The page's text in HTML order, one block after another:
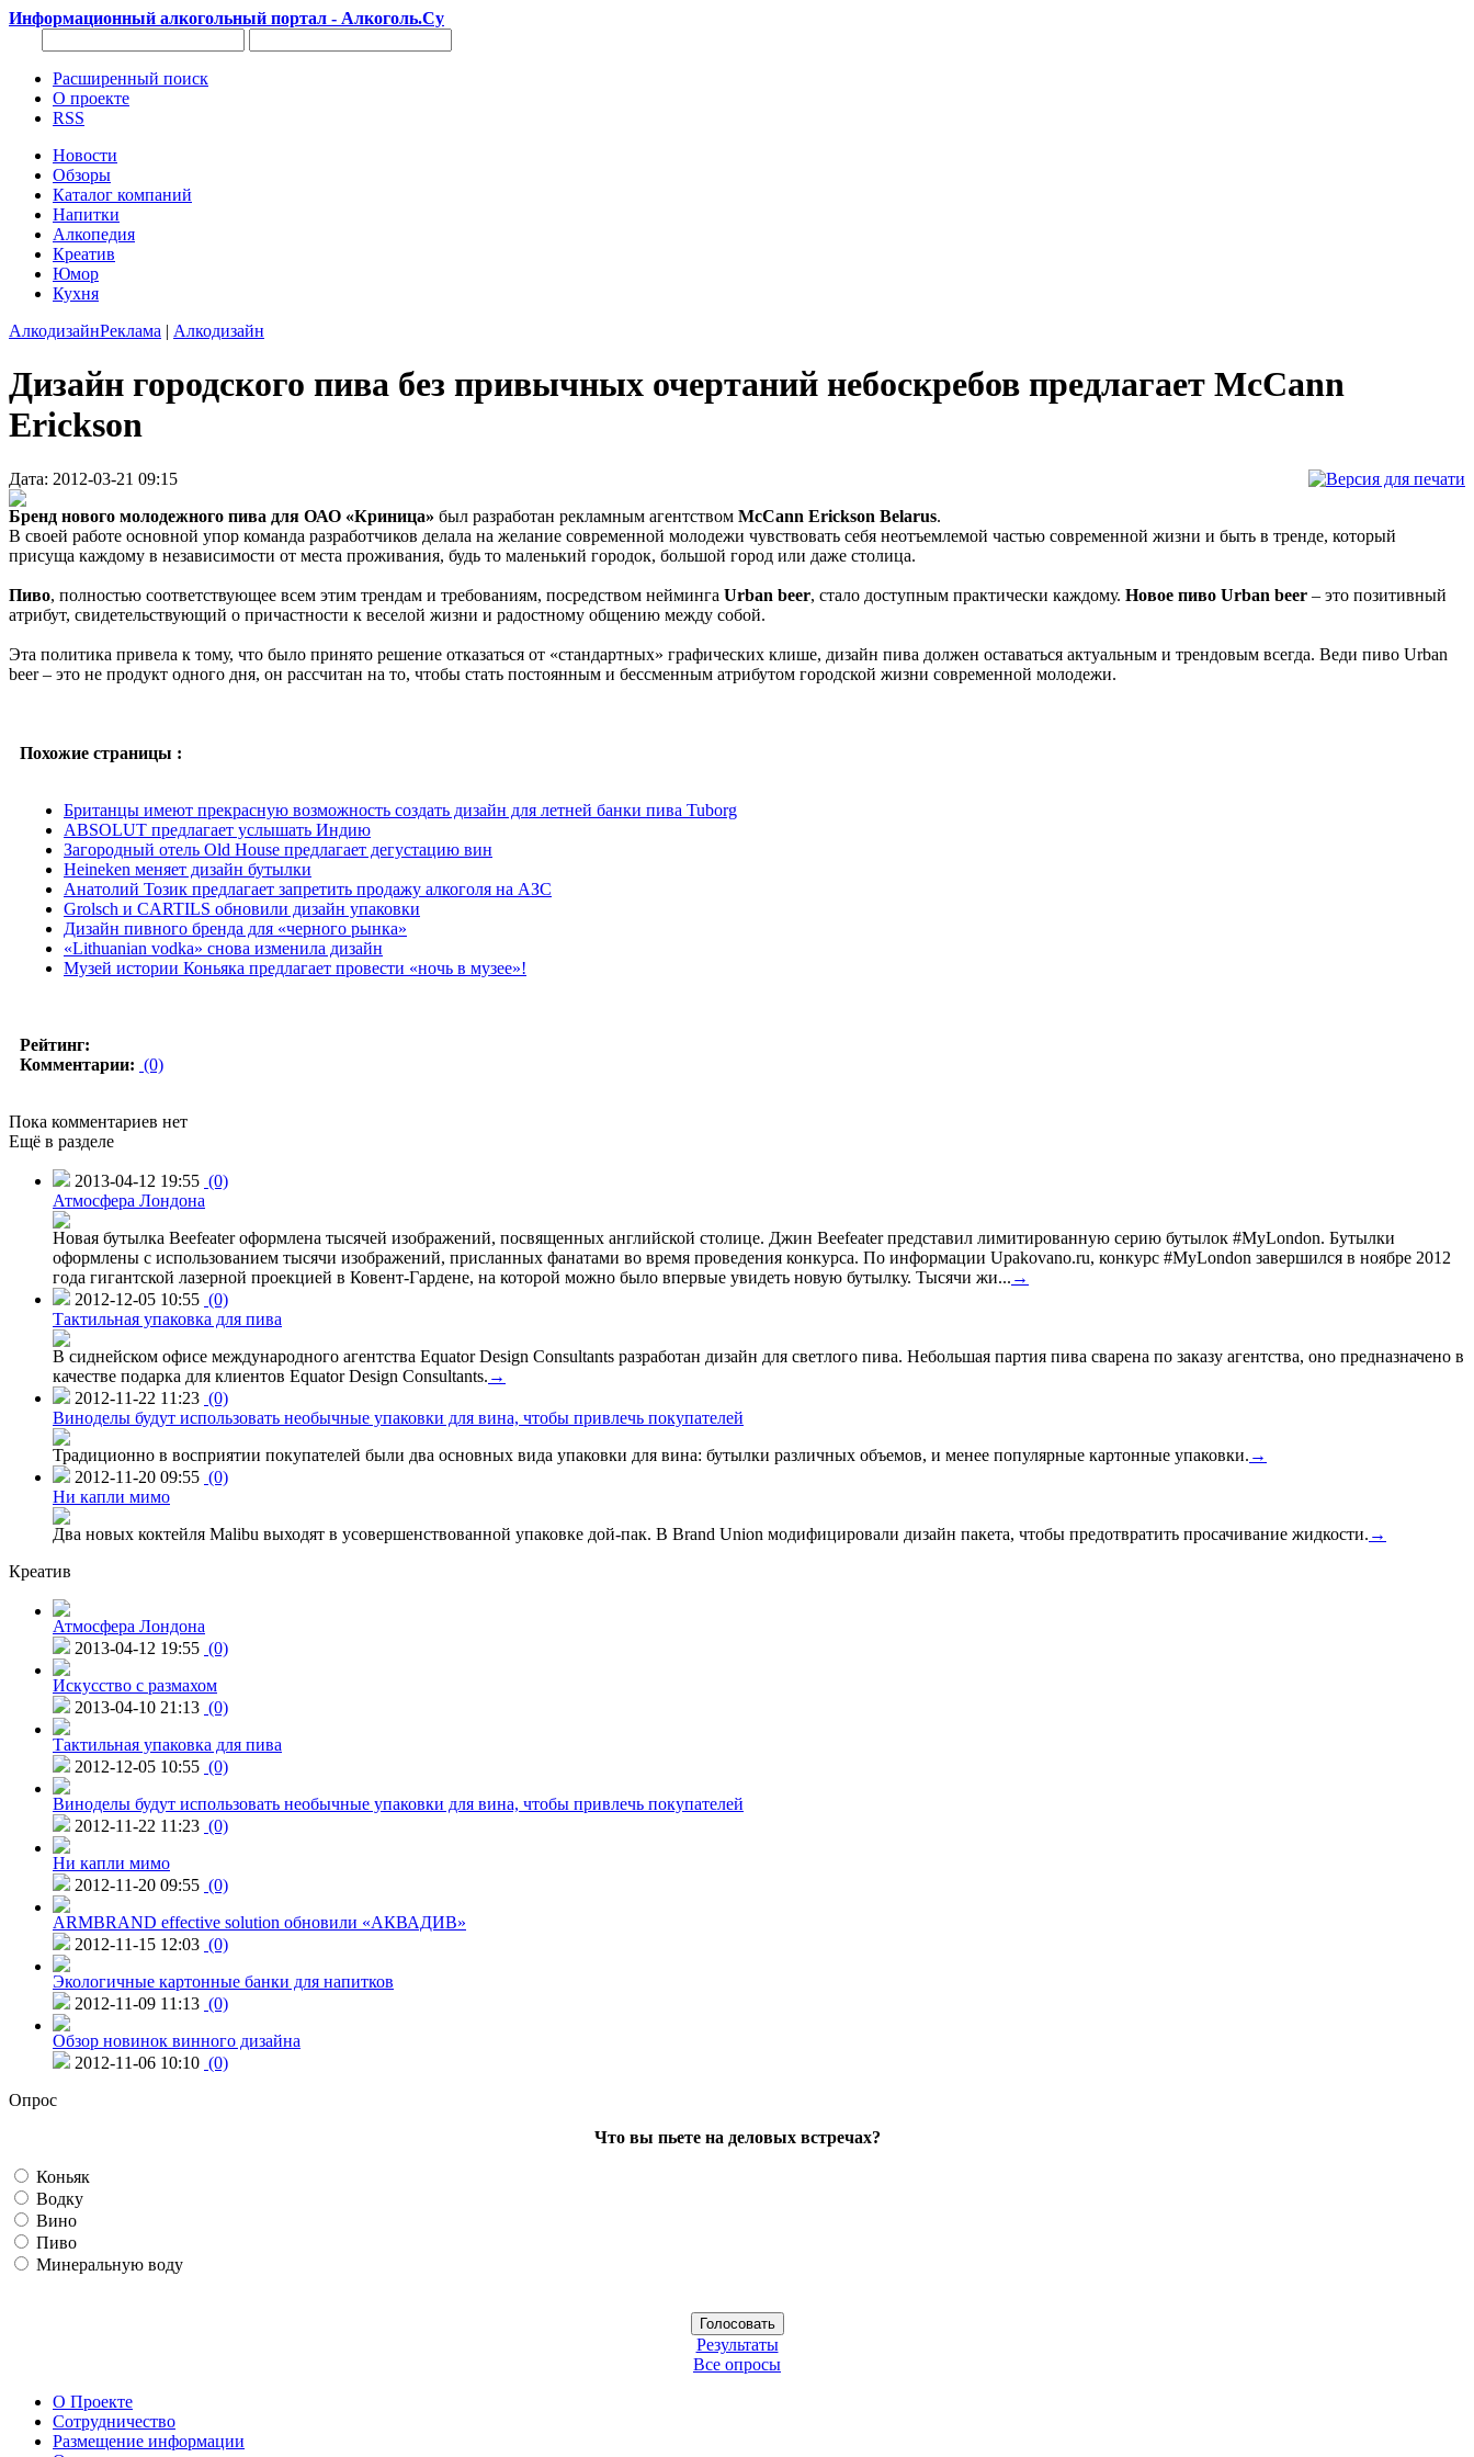
Информационный алкогольный портал - Алкоголь.Су
Расширенный поиск
О проекте
RSS
Новости
Обзоры
Каталог компаний
Напитки
Алкопедия
Креатив
Юмор
Кухня
АлкодизайнРеклама | Алкодизайн
Дизайн городского пива без привычных очертаний небоскребов предлагает McCann
Erickson
Дата: 2012-03-21 09:15
Бренд нового молодежного пива для ОАО «Криница» был разработан рекламным агентством McCann Erickson Belarus.
В своей работе основной упор команда разработчиков делала на желание современной молодежи чувствовать себя неотъемлемой частью современной жизни и быть в тренде, который
присуща каждому в независимости от места проживания, будь то маленький городок, большой город или даже столица.
Пиво, полностью соответствующее всем этим трендам и требованиям, посредством нейминга Urban beer, стало доступным практически каждому. Новое пиво Urban beer – это позитивный
атрибут, свидетельствующий о причастности к веселой жизни и радостному общению между собой.
Эта политика привела к тому, что было принято решение отказаться от «стандартных» графических клише, дизайн пива должен оставаться актуальным и трендовым всегда. Веди пиво Urban
beer – это не продукт одного дня, он рассчитан на то, чтобы стать постоянным и бессменным атрибутом городской жизни современной молодежи.
Похожие страницы :
Британцы имеют прекрасную возможность создать дизайн для летней банки пива Tuborg
ABSOLUT предлагает услышать Индию
Загородный отель Old House предлагает дегустацию вин
Heineken меняет дизайн бутылки
Анатолий Тозик предлагает запретить продажу алкоголя на АЗС
Grolsch и CARTILS обновили дизайн упаковки
Дизайн пивного бренда для «черного рынка»
«Lithuanian vodka» снова изменила дизайн
Музей истории Коньяка предлагает провести «ночь в музее»!
Рейтинг:
Комментарии: (0)
Пока комментариев нет
Ещё в разделе
2013-04-12 19:55 (0)
Атмосфера Лондона
Новая бутылка Beefeater оформлена тысячей изображений, посвященных английской столице. Джин Beefeater представил лимитированную серию бутылок #MyLondon. Бутылки
оформлены с использованием тысячи изображений, присланных фанатами во время проведения конкурса. По информации Upakovano.ru, конкурс #MyLondon завершился в ноябре 2012
года гигантской лазерной проекцией в Ковент-Гардене, на которой можно было впервые увидеть новую бутылку. Тысячи жи... →
2012-12-05 10:55 (0)
Тактильная упаковка для пива
В сиднейском офисе международного агентства Equator Design Consultants разработан дизайн для светлого пива. Небольшая партия пива сварена по заказу агентства, оно предназначено в
качестве подарка для клиентов Equator Design Consultants. →
2012-11-22 11:23 (0)
Виноделы будут использовать необычные упаковки для вина, чтобы привлечь покупателей
Традиционно в восприятии покупателей были два основных вида упаковки для вина: бутылки различных объемов, и менее популярные картонные упаковки. →
2012-11-20 09:55 (0)
Ни капли мимо
Два новых коктейля Malibu выходят в усовершенствованной упаковке дой-пак. В Brand Union модифицировали дизайн пакета, чтобы предотвратить просачивание жидкости. →
Креатив
Атмосфера Лондона
2013-04-12 19:55 (0)
Искусство с размахом
2013-04-10 21:13 (0)
Тактильная упаковка для пива
2012-12-05 10:55 (0)
Виноделы будут использовать необычные упаковки для вина, чтобы привлечь покупателей
2012-11-22 11:23 (0)
Ни капли мимо
2012-11-20 09:55 (0)
ARMBRAND effective solution обновили «АКВАДИВ»
2012-11-15 12:03 (0)
Экологичные картонные банки для напитков
2012-11-09 11:13 (0)
Обзор новинок винного дизайна
2012-11-06 10:10 (0)
Опрос
Что вы пьете на деловых встречах?
Коньяк
Водку
Вино
Пиво
Минеральную воду
Результаты
Все опросы
О Проекте
Сотрудничество
Размещение информации